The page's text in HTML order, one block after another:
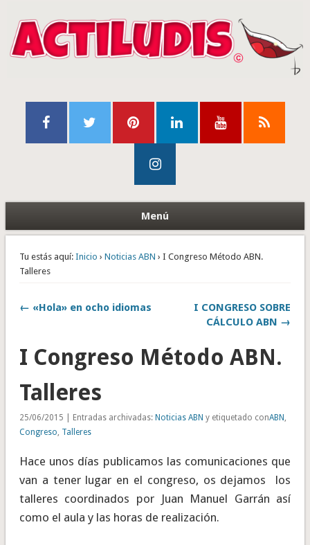
Menú
Tu estás aquí: Inicio › Noticias ABN › I Congreso Método ABN.
Talleres
← «Hola» en ocho idiomas
I CONGRESO SOBRE
CÁLCULO ABN →
I Congreso Método ABN.
Talleres
25/06/2015 | Entradas archivadas: Noticias ABN y etiquetado conABN ,
Congreso, Talleres
Hace unos días publicamos las comunicaciones que
van a tener lugar en el congreso, os dejamos los
talleres coordinados por Juan Manuel Garrán así
como el aula y las horas de realización.